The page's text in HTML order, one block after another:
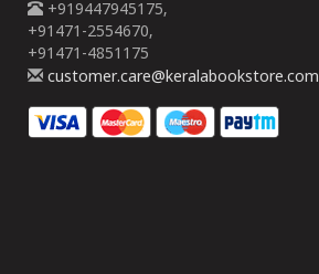
+919447945175,
+91471-2554670,
+91471-4851175
customer.care@keralabookstore.com